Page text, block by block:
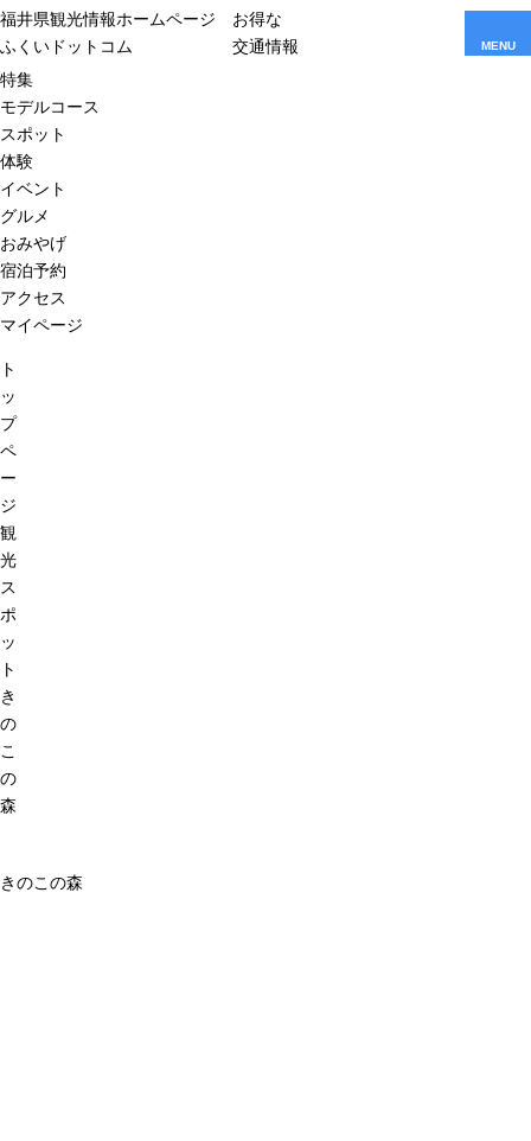
福井県観光情報ホームページ
ふくいドットコム
お得な
交通情報
MENU
特集
モデルコース
スポット
体験
イベント
グルメ
おみやげ
宿泊予約
アクセス
マイページ
ト
ッ
プ
ペ
ー
ジ
観
光
ス
ポ
ッ
ト
き
の
こ
の
森
きのこの森